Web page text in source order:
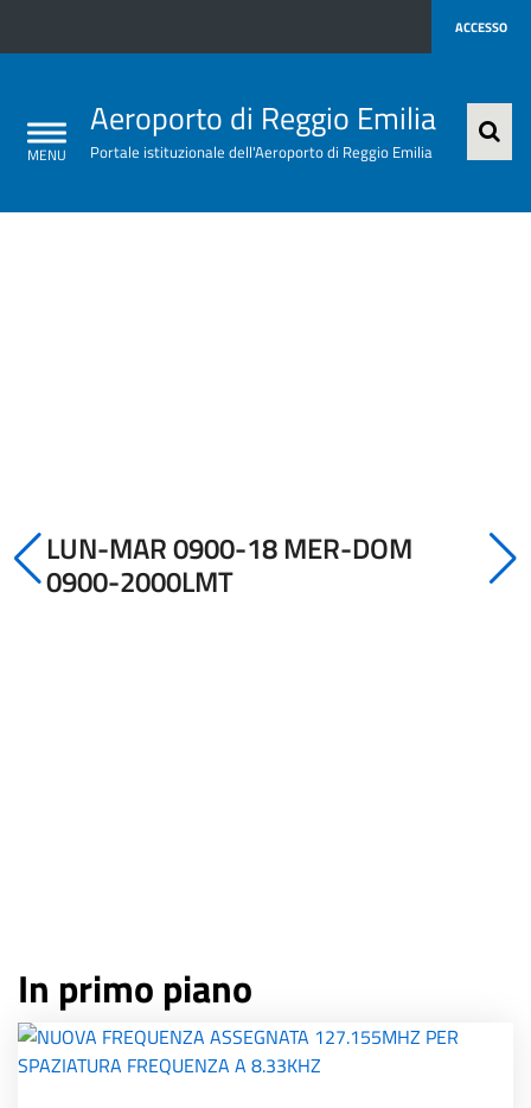
ACCESSO
Aeroporto di Reggio Emilia
Aeroporto
Portale istituzionale dell'Aeroporto di Reggio Emilia
LUN-MAR 0900-18 MER-DOM
0900-2000LMT
In primo piano